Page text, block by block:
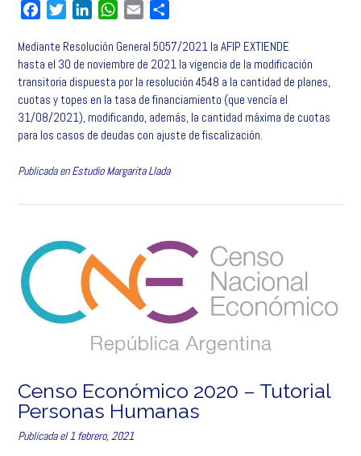
c
e
b
o
o
k
i
t
t
e
r
n
k
e
d
I
n
W
a
t
s
A
p
p
a
i
m
p
a
r
t
i
r
Mediante Resolución General 5057/2021 la AFIP EXTIENDE
hasta el 30 de noviembre de 2021 la vigencia de la modificación
transitoria dispuesta por la resolución 4548 a la cantidad de planes,
cuotas y topes en la tasa de financiamiento (que vencía el
31/08/2021), modificando, además, la cantidad máxima de cuotas
para los casos de deudas con ajuste de fiscalización.
Publicada enEstudio Margarita Llada
Censo Económico 2020 – Tutorial
Personas Humanas
Publicada el1 febrero, 2021